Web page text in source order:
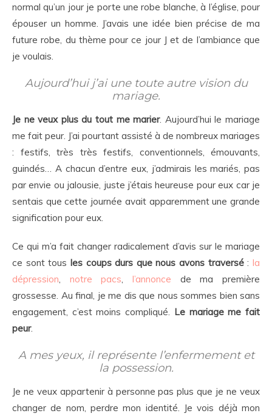
normal qu’un jour je porte une robe blanche, à l’église, pour
épouser un homme. J’avais une idée bien précise de ma
future robe, du thème pour ce jour J et de l’ambiance que
je voulais.
Aujourd’hui j’ai une toute autre vision du
mariage.
Je ne veux plus du tout me marier. Aujourd’hui le mariage
me fait peur. J’ai pourtant assisté à de nombreux mariages
: festifs, très très festifs, conventionnels, émouvants,
guindés… A chacun d’entre eux, j’admirais les mariés, pas
par envie ou jalousie, juste j’étais heureuse pour eux car je
sentais que cette journée avait apparemment une grande
signification pour eux.
Ce qui m’a fait changer radicalement d’avis sur le mariage
ce sont tous les coups durs que nous avons traversé:la
dépression, notre pacs,l’annonce de ma première
grossesse. Au final, je me dis que nous sommes bien sans
engagement, c’est moins compliqué. Le mariage me fait
peur.
A mes yeux, il représente l’enfermement et
la possession.
Je ne veux appartenir à personne pas plus que je ne veux
changer de nom, perdre mon identité. Je vois déjà mon